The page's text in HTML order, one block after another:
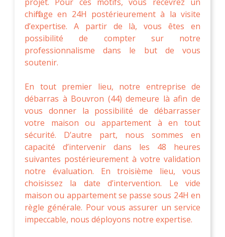
chiffrage en 24H postérieurement à la visite
d’expertise. A partir de là, vous êtes en
possibilité de compter sur notre
professionnalisme dans le but de vous
soutenir.
En tout premier lieu, notre entreprise de
débarras à Bouvron (44) demeure là afin de
vous donner la possibilité de débarrasser
votre maison ou appartement à en tout
sécurité. D’autre part, nous sommes en
capacité d’intervenir dans les 48 heures
suivantes postérieurement à votre validation
notre évaluation. En troisième lieu, vous
choisissez la date d’intervention. Le vide
maison ou appartement se passe sous 24H en
règle générale. Pour vous assurer un service
impeccable, nous déployons notre expertise.